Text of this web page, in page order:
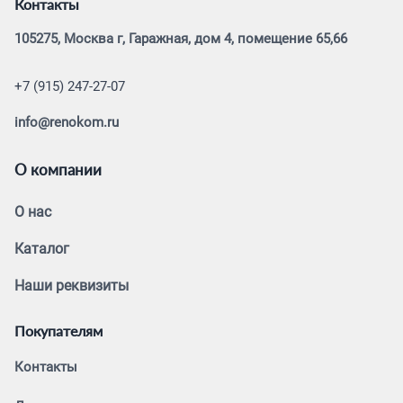
Контакты
105275, Москва г, Гаражная, дом 4, помещение 65,66
+7 (915) 247-27-07
info@renokom.ru
О компании
О нас
Каталог
Наши реквизиты
Покупателям
Контакты